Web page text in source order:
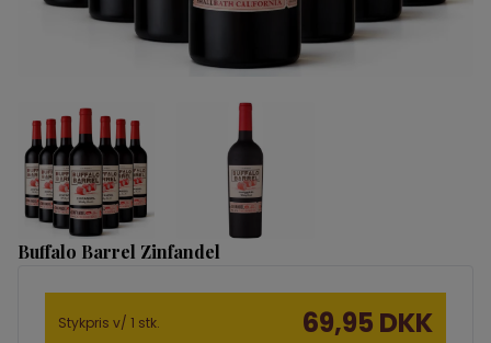
Buffalo Barrel Zinfandel
Stykpris v/ 1 stk. 69,95 DKK